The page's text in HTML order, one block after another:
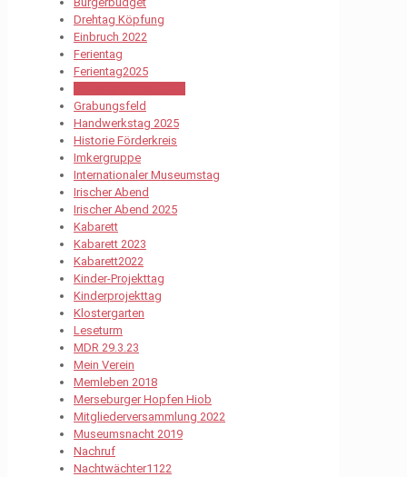
Drehtag Köpfung
Einbruch 2022
Ferientag
Ferientag2025
Grabungsfeld
Handwerkstag 2025
Historie Förderkreis
Imkergruppe
Internationaler Museumstag
Irischer Abend
Irischer Abend 2025
Kabarett
Kabarett 2023
Kabarett2022
Kinder-Projekttag
Kinderprojekttag
Klostergarten
Leseturm
MDR 29.3.23
Mein Verein
Memleben 2018
Merseburger Hopfen Hiob
Mitgliederversammlung 2022
Museumsnacht 2019
Nachruf
Nachtwächter1122